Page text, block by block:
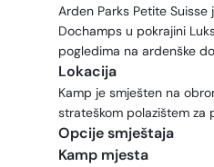
Arden Parks Petite
Dochamps u pokrajini
pogledima na ardenške
Lokacija
Kamp je smješten na
strateškom polazištem za
Opcije smještaja
Kamp mjesta